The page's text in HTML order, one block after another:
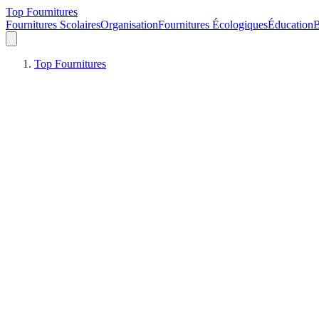
Top Fournitures
Fournitures ScolairesOrganisationFournitures ÉcologiquesÉducation
Top Fournitures